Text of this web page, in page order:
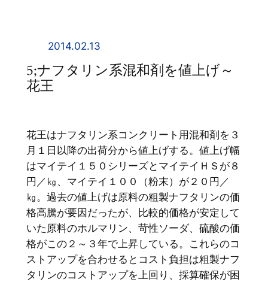
2014.02.13
5;ナフタリン系混和剤を値上げ～
花王
花王はナフタリン系コンクリート用混和剤を３
月１日以降の出荷分から値上げする。値上げ幅
はマイテイ１５０シリーズとマイテイＨＳが８
円／㎏、マイテイ１００（粉末）が２０円／
㎏。過去の値上げは原料の粗製ナフタリンの価
格高騰が要因だったが、比較的価格が安定して
いた原料のホルマリン、苛性ソーダ、硫酸の価
格がこの２～３年で上昇している。これらのコ
ストアップを合わせるとコスト負担は粗製ナフ
タリンのコストアップを上回り、採算確保が困